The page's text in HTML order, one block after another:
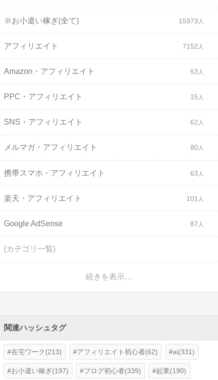
※お小遣い稼ぎ(全て) 15973
アフィリエイト 7152
Amazon・アフィリエイト 53
PPC・アフィリエイト 15
SNS・アフィリエイト 62
メルマガ・アフィリエイト 80
携帯スマホ・アフィリエイト 63
楽天・アフィリエイト 101
Google AdSense 87
(カテゴリ一覧)
続きを表示…
関連ハッシュタグ
在宅ワーク(213) アフィリエイト初心者(62) ai(331)
お小遣い稼ぎ(197) ブログ初心者(339) 起業(190)